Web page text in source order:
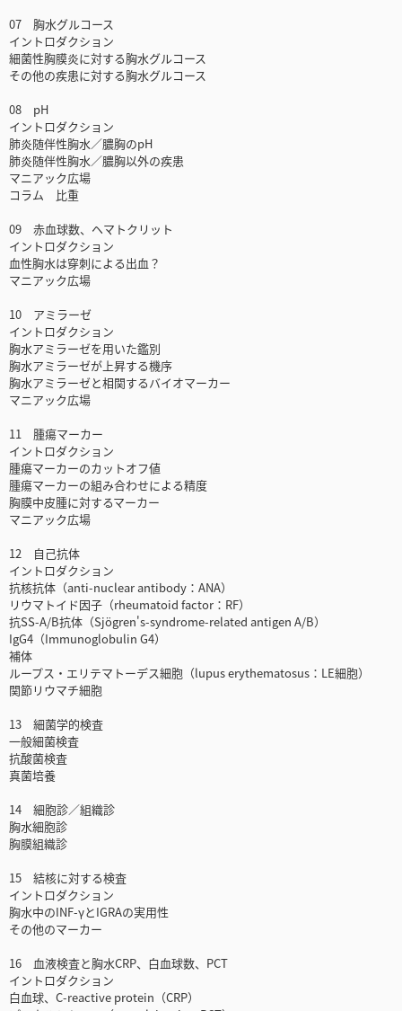
07 胸水グルコース
イントロダクション
細菌性胸膜炎に対する胸水グルコース
その他の疾患に対する胸水グルコース
08 pH
イントロダクション
肺炎随伴性胸水／膿胸のpH
肺炎随伴性胸水／膿胸以外の疾患
マニアック広場
コラム 比重
09 赤血球数、ヘマトクリット
イントロダクション
血性胸水は穿刺による出血？
マニアック広場
10 アミラーゼ
イントロダクション
胸水アミラーゼを用いた鑑別
胸水アミラーゼが上昇する機序
胸水アミラーゼと相関するバイオマーカー
マニアック広場
11 腫瘍マーカー
イントロダクション
腫瘍マーカーのカットオフ値
腫瘍マーカーの組み合わせによる精度
胸膜中皮腫に対するマーカー
マニアック広場
12 自己抗体
イントロダクション
抗核抗体（anti-nuclear antibody：ANA）
リウマトイド因子（rheumatoid factor：RF）
抗SS-A/B抗体（Sjögren's-syndrome-related antigen A/B）
IgG4（Immunoglobulin G4）
補体
ループス・エリテマトーデス細胞（lupus erythematosus：LE細胞）
関節リウマチ細胞
13 細菌学的検査
一般細菌検査
抗酸菌検査
真菌培養
14 細胞診／組織診
胸水細胞診
胸膜組織診
15 結核に対する検査
イントロダクション
胸水中のINF-γとIGRAの実用性
その他のマーカー
16 血液検査と胸水CRP、白血球数、PCT
イントロダクション
白血球、C-reactive protein（CRP）